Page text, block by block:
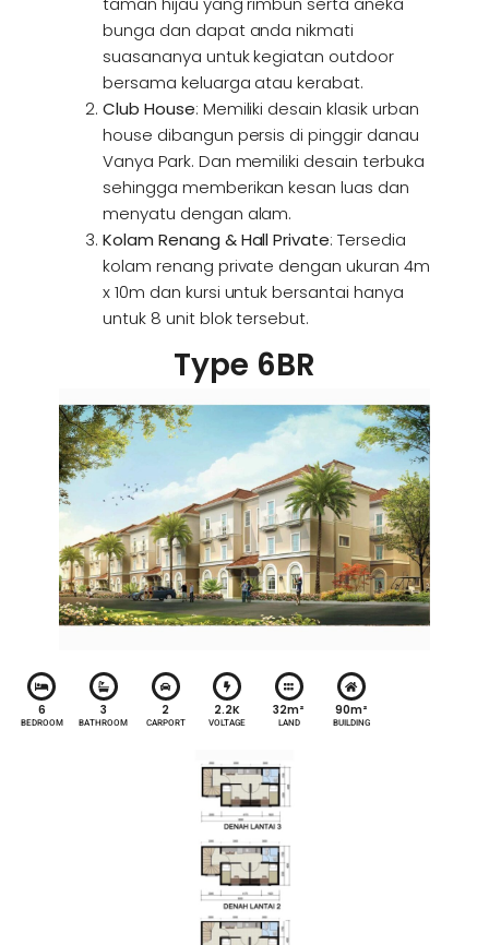
bunga dan dapat anda nikmati
suasananya untuk kegiatan outdoor
bersama keluarga atau kerabat.
Club House: Memiliki desain klasik urban
house dibangun persis di pinggir danau
Vanya Park. Dan memiliki desain terbuka
sehingga memberikan kesan luas dan
menyatu dengan alam.
Kolam Renang & Hall Private: Tersedia
kolam renang private dengan ukuran 4m
x 10m dan kursi untuk bersantai hanya
untuk 8 unit blok tersebut.
Type 6BR
6
BEDROOM
3
BATHROOM
2
CARPORT
2.2K
VOLTAGE
32m²
LAND
90m²
BUILDING